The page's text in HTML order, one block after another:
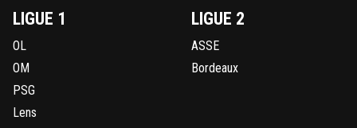
LIGUE 1
OL
OM
PSG
Lens
LIGUE 2
ASSE
Bordeaux